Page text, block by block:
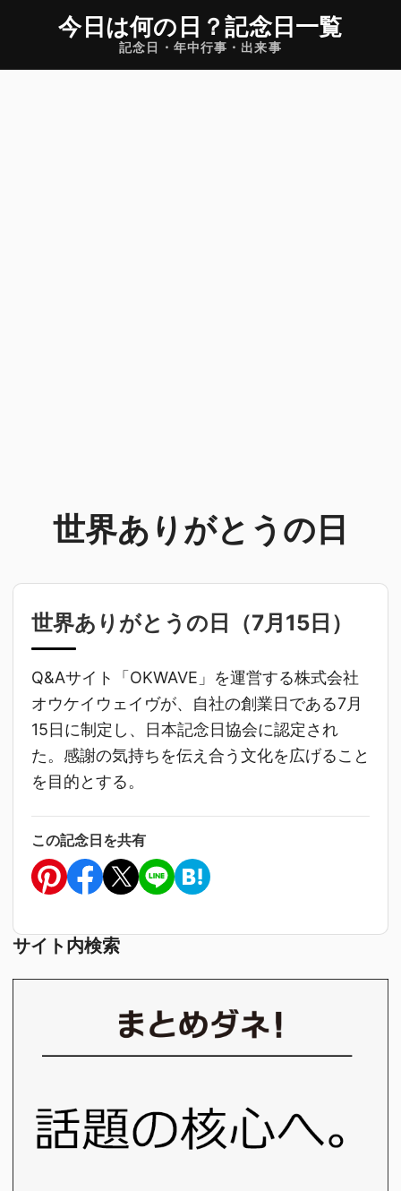
今日は何の日 ？記念日一覧
記念日・年中行事・出来事
世界ありがとうの日
世界ありがとうの日（7月15日 ）
Q&Aサイト「OKWAVE」を運営する株式会社
オウケイウェイヴが、自社の創業日である7月
15日に制定し、日本記念日協会に認定され
た。感謝の気持ちを伝え合う文化を広げること
を目的とする。
この記念日を共有
サイト内検索